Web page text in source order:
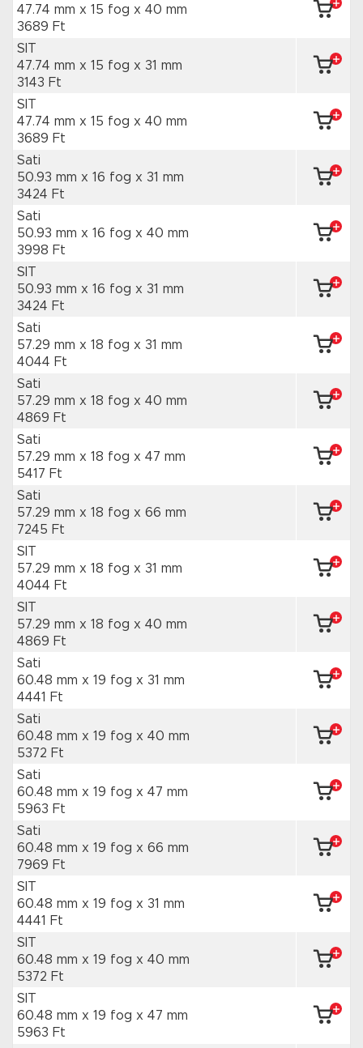
47.74 mm x 15 fog x 40 mm
3689 Ft
SIT
47.74 mm x 15 fog x 31 mm
3143 Ft
SIT
47.74 mm x 15 fog x 40 mm
3689 Ft
Sati
50.93 mm x 16 fog x 31 mm
3424 Ft
Sati
50.93 mm x 16 fog x 40 mm
3998 Ft
SIT
50.93 mm x 16 fog x 31 mm
3424 Ft
Sati
57.29 mm x 18 fog x 31 mm
4044 Ft
Sati
57.29 mm x 18 fog x 40 mm
4869 Ft
Sati
57.29 mm x 18 fog x 47 mm
5417 Ft
Sati
57.29 mm x 18 fog x 66 mm
7245 Ft
SIT
57.29 mm x 18 fog x 31 mm
4044 Ft
SIT
57.29 mm x 18 fog x 40 mm
4869 Ft
Sati
60.48 mm x 19 fog x 31 mm
4441 Ft
Sati
60.48 mm x 19 fog x 40 mm
5372 Ft
Sati
60.48 mm x 19 fog x 47 mm
5963 Ft
Sati
60.48 mm x 19 fog x 66 mm
7969 Ft
SIT
60.48 mm x 19 fog x 31 mm
4441 Ft
SIT
60.48 mm x 19 fog x 40 mm
5372 Ft
SIT
60.48 mm x 19 fog x 47 mm
5963 Ft